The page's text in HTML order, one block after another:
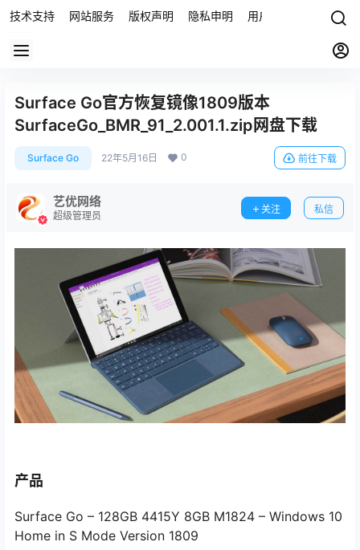
技术支持 网站服务 版权声明 隐私申明 用户协议 联系我们
Surface Go官方恢复镜像1809版本
SurfaceGo_BMR_91_2.001.1.zip网盘下载
Surface Go 22年5月16日 0 前往下载
艺优网络
超级管理员
关注 私信
产品
Surface Go – 128GB 4415Y 8GB M1824 – Windows 10
Home in S Mode Version 1809